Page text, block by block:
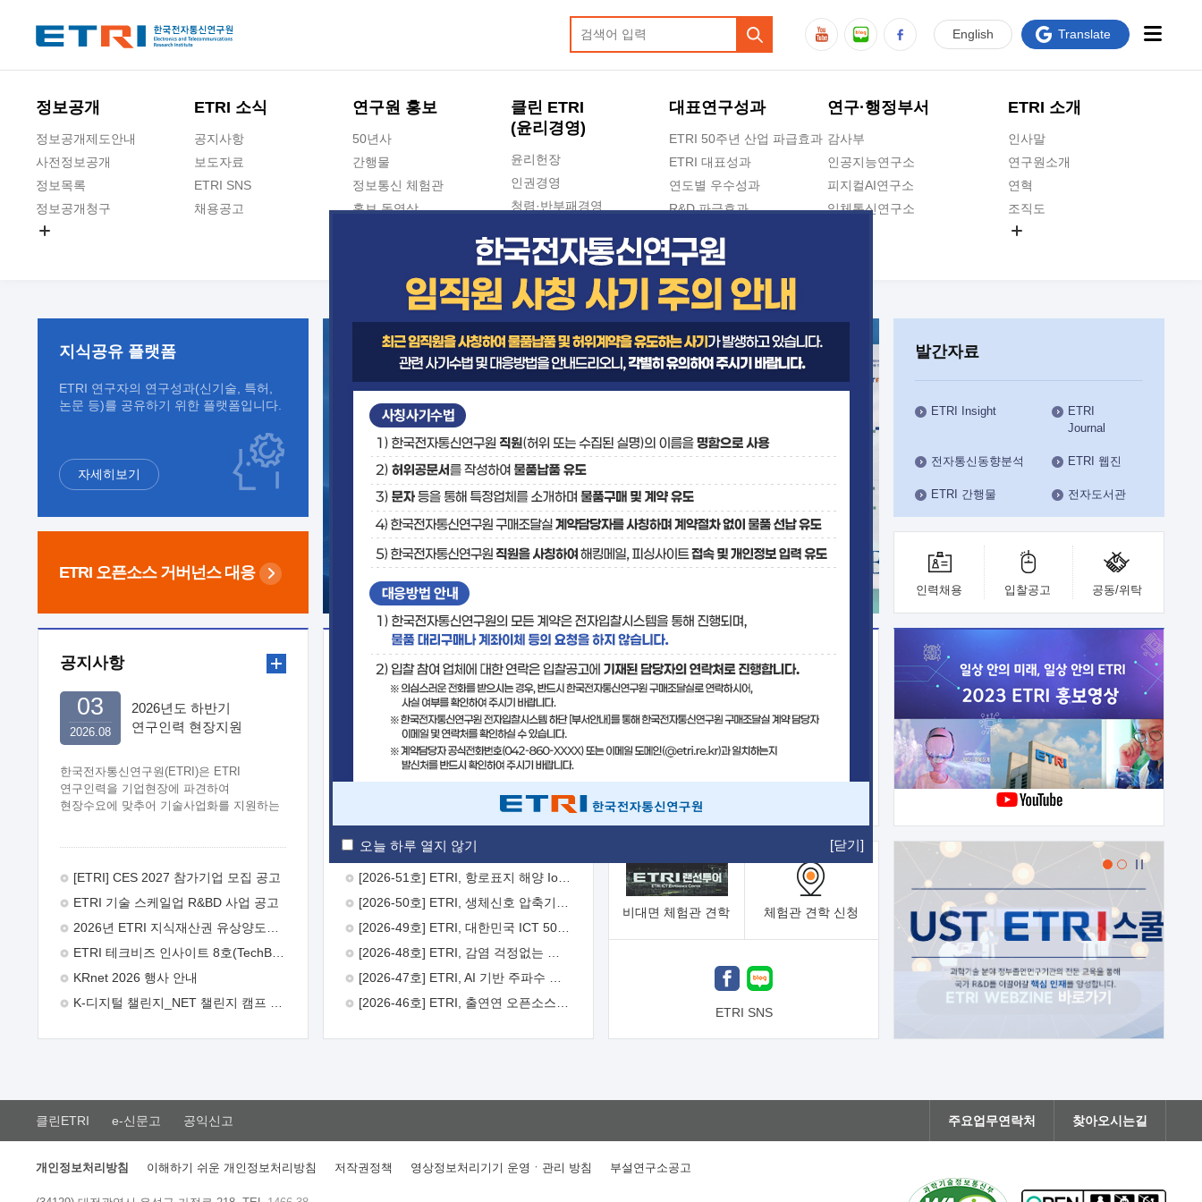
오늘 하루 열지 않기 [닫기]
정보공개
정보공개제도안내
사전정보공개
정보목록
정보공개청구
ETRI 소식
공지사항
보도자료
ETRI SNS
채용공고
연구원 홍보
50년사
간행물
정보통신 체험관
홍보 동영상
클린 ETRI
(윤리경영)
윤리헌장
인권경영
청렴·반부패경영
청렴포털 신고
수의계약 현황
부패징계 현황
감사결과공개
대표연구성과
ETRI 50주년 산업 파급효과
ETRI 대표성과
연도별 우수성과
R&D 파급효과
지식공유플랫폼
연구·행정부서
감사부
인공지능연구소
피지컬AI연구소
입체통신연구소
인공지능안전연구소
우주항공반도체전략연구단
대경권연구본부
호남권연구본부
기획본부
사업화본부
행정본부
대외협력부
ETRI 소개
인사말
연구원소개
연혁
조직도
ETRI CI
English Translate
지식공유 플랫폼
ETRI 연구자의 연구성과(신기술, 특허,
논문 등)를 공유하기 위한 플랫폼입니다.
자세히보기
ETRI 오픈소스 거버넌스 대응
발간자료
ETRI Insight
ETRI
Journal
전자통신동향분석 ETRI 웹진
ETRI 간행물 전자도서관
인력채용 입찰공고 공동/위탁
공지사항
2026년도 하반기
연구인력 현장지원
한국전자통신연구원(ETRI)은 ETRI
연구인력을 기업현장에 파견하여
현장수요에 맞추어 기술사업화를 지원하는
주시기 바랍니다. 2026년 8월
추진목적: ETRI 인력을 기업현장에 파견.
기술지원을 실시함으로써 ETRI 개발기술의
극대화하고, 지원기업을 강견기업으로
육성하고자 함.  신청자격: ETRI
ETRI 창업/연구소기업, 기술이전/출자기업
(2 ~ 3년차) 연봉의 40%  추진일정(1)
희망기업 신청/접수(2)희망인력-희망기업
매칭(3)현장조사/ 선정(심의)(4)협약체결
26일 9월초순 9월 중순 10월 이후*
2026.08
03
[ETRI] CES 2027 참가기업 모집 공고
ETRI 기술 스케일업 R&BD 사업 공고
ETRI 테크비즈 인사이트 8호(TechBiz Insight Vol.8) 발간
KRnet 2026 행사 안내
보도자료
[2026-52호] ETRI, ITU-T 자율주행차 국제표준화 주도한다
기술사업화플랫폼/기술이전
기술예고 중소기업 지원
보유특허 이전가능 기술
융합기술연구생산센터 반도체실험실
비대면 체험관 견학 체험관 견학 신청
ETRI SNS
클린ETRI e-신문고 공익신고 주요업무연락처 찾아오시는길
개인정보처리방침 이해하기 쉬운 개인정보처리방침 저작권정책 영상정보처리기기 운영ㆍ관리 방침 부설연구소공고